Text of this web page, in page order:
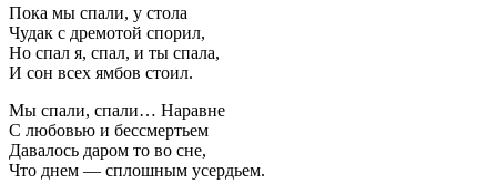
Пока мы спали, у стола
Чудак с дремотой спорил,
Но спал я, спал, и ты спала,
И сон всех ямбов стоил.
Мы спали, спали… Наравне
С любовью и бессмертьем
Давалось даром то во сне,
Что днем — сплошным усердьем.